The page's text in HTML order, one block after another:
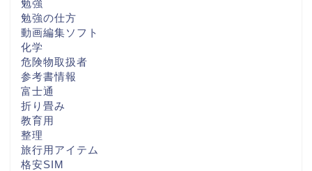
勉強
勉強の仕方
動画編集ソフト
化学
危険物取扱者
参考書情報
富士通
折り畳み
教育用
整理
旅行用アイテム
格安SIM